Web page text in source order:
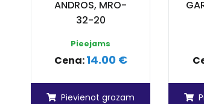
ANDROS, MRO-
32-20
Pieejams
Cena:14.00 €
Pievienot grozam